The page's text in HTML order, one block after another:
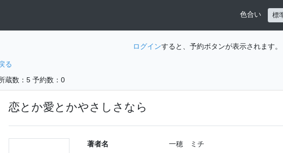
色合い 標
ログインすると、予約ボタンが表示されます。
る
蔵数：5 予約数：0
恋とか愛とかやさしさなら
著者名 一穂 ミチ